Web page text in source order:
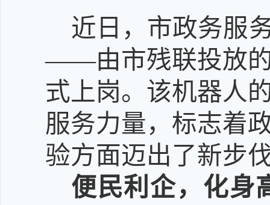
近日，市政务服
——由市残联投放
式上岗。该机器人
服务力量，标志着
验方面迈出了新步
便民利企，化身